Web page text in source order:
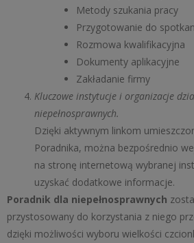
Metody szukania pracy
Przygotowanie do
Rozmowa kwalifikacyjna
Dokumenty aplikacyjne
Zakładanie firmy
Kluczowe instytucje i organizacje
niepełnosprawnych.
Dzięki aktywnym linkom
Poradnika, można bezpośrednio
na stronę internetową wybranej
uzyskać dodatkowe informacje.
Poradnik dla niepełnosprawnych
przystosowany do korzystania z niego
dzięki możliwości wyboru wielkości